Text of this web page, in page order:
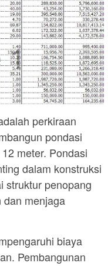
perkiraan
pondasi
meter. Pondasi
dalam konstruksi
struktur penopang
dan menjaga
biaya
Pembangunan